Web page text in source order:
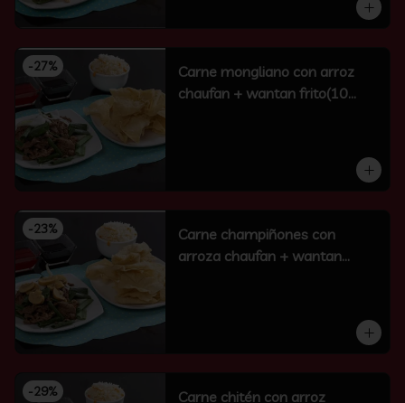
-27%
Carne mongliano con arroz
chaufan + wantan frito(10
-23%
Carne champiñones con
arroza chaufan + wantan
-29%
Carne chitén con arroz